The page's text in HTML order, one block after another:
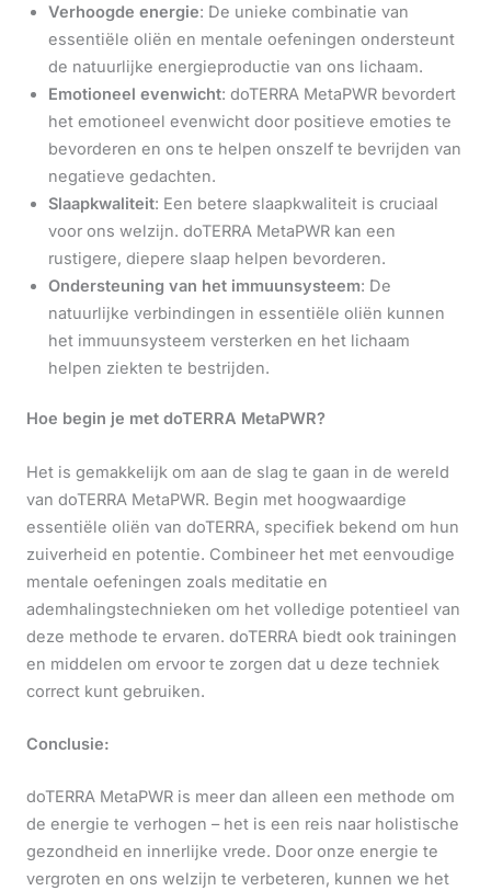
Verhoogde energie: De unieke combinatie van
essentiële oliën en mentale oefeningen ondersteunt
de natuurlijke energieproductie van ons lichaam.
Emotioneel evenwicht: doTERRA MetaPWR bevordert
het emotioneel evenwicht door positieve emoties te
bevorderen en ons te helpen onszelf te bevrijden van
negatieve gedachten.
Slaapkwaliteit: Een betere slaapkwaliteit is cruciaal
voor ons welzijn. doTERRA MetaPWR kan een
rustigere, diepere slaap helpen bevorderen.
Ondersteuning van het immuunsysteem: De
natuurlijke verbindingen in essentiële oliën kunnen
het immuunsysteem versterken en het lichaam
helpen ziekten te bestrijden.
Hoe begin je met doTERRA MetaPWR?
Het is gemakkelijk om aan de slag te gaan in de wereld
van doTERRA MetaPWR. Begin met hoogwaardige
essentiële oliën van doTERRA, specifiek bekend om hun
zuiverheid en potentie. Combineer het met eenvoudige
mentale oefeningen zoals meditatie en
ademhalingstechnieken om het volledige potentieel van
deze methode te ervaren. doTERRA biedt ook trainingen
en middelen om ervoor te zorgen dat u deze techniek
correct kunt gebruiken.
Conclusie:
doTERRA MetaPWR is meer dan alleen een methode om
de energie te verhogen – het is een reis naar holistische
gezondheid en innerlijke vrede. Door onze energie te
vergroten en ons welzijn te verbeteren, kunnen we het